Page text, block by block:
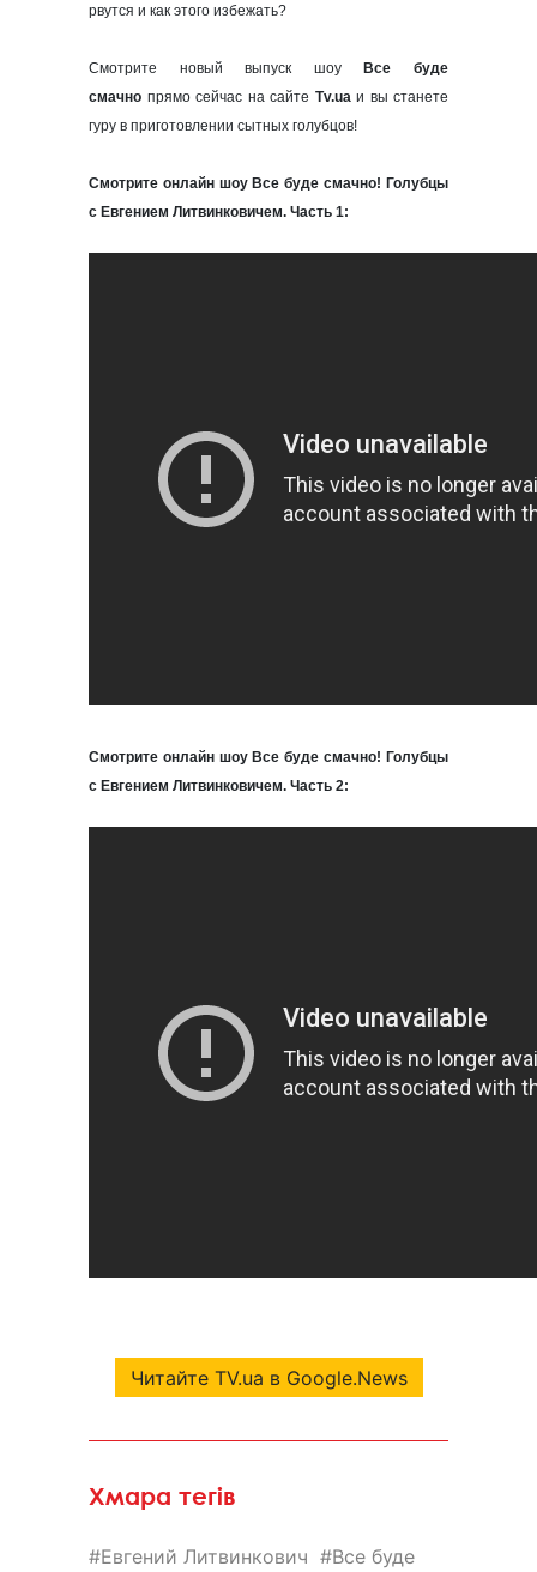
рвутся и как этого избежать?
Смотрите новый выпуск шоуВсе буде
смачно прямо сейчас на сайте Tv.uaи вы станете
гуру в приготовлении сытных голубцов!
Смотрите онлайн шоу Все буде смачно! Голубцы
с Евгением Литвинковичем. Часть 1:
Смотрите онлайн шоу Все буде смачно! Голубцы
с Евгением Литвинковичем. Часть 2:
Читайте TV.ua в Google.News
Хмара тегів
Евгений Литвинкович
Все буде